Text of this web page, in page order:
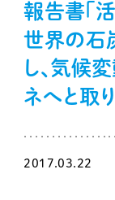
報告書「
世界の石
し、気候
ネへと取
2017.03.22